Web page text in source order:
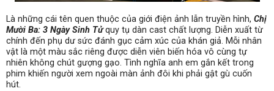
Là những cái tên quen thuộc của giới điện ảnh lẫn truyền hình, Chị
Mười Ba: 3 Ngày Sinh Tử quy tụ dàn cast chất lượng. Diễn xuất từ
chính đến phụ dư sức đánh gục cảm xúc của khán giả. Mỗi nhân
vật là một màu sắc riêng được diễn viên biến hóa vô cùng tự
nhiên không chút gượng gạo. Tình nghĩa anh em gắn kết trong
phim khiến người xem ngoài màn ảnh đôi khi phải gật gù cuốn
hút.